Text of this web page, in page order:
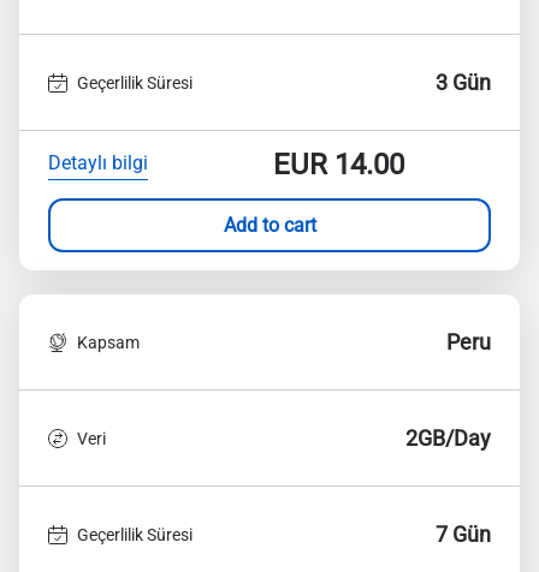
Geçerlilik Süresi 3 Gün
Detaylı bilgi EUR14.00
Add to cart
Kapsam Peru
Veri 2GB/Day
Geçerlilik Süresi 7 Gün